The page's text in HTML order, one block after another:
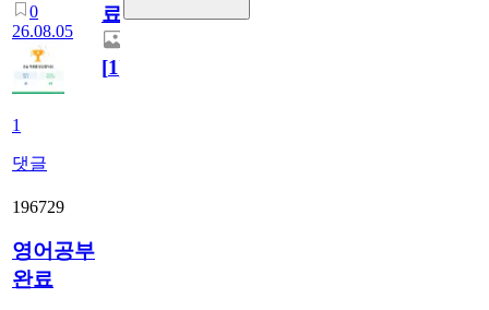
0
26.08.05
1
댓글
료
[1]
196729
영어공부
완료